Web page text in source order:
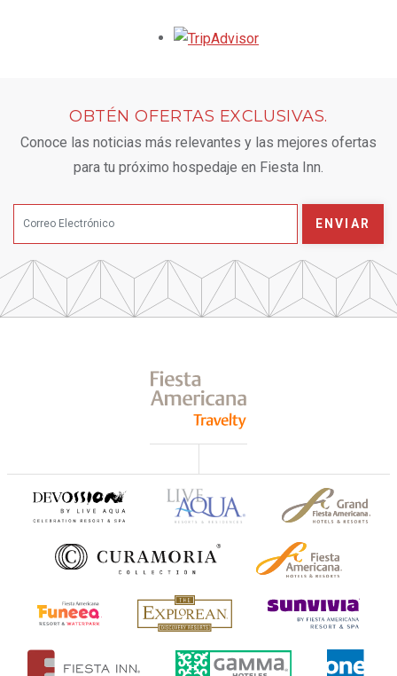
OBTÉN OFERTAS EXCLUSIVAS.
Conoce las noticias más relevantes y las mejores ofertas
para tu próximo hospedaje en Fiesta Inn.
ENVIAR